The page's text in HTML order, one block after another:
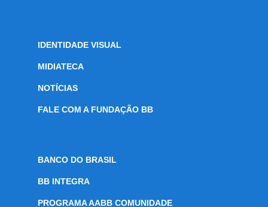
IDENTIDADE VISUAL
MIDIATECA
NOTÍCIAS
FALE COM A FUNDAÇÃO BB
BANCO DO BRASIL
BB INTEGRA
PROGRAMA AABB COMUNIDADE